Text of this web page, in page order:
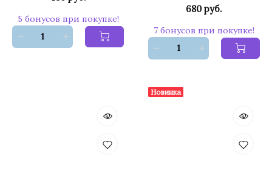
5 бонусов при покупке!
680 руб.
7 бонусов при покупке!
Новинка